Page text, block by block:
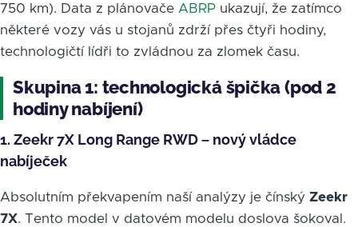
750 km). Data z plánovače ABRP ukazují, že zatímco
některé vozy vás u stojanů zdrží přes čtyři hodiny,
technologičtí lídři to zvládnou za zlomek času.
Skupina 1: technologická špička (pod 2
hodiny nabíjení)
1. Zeekr 7X Long Range RWD – nový vládce
nabíječek
Absolutním překvapením naší analýzy je čínský Zeekr
7X. Tento model v datovém modelu doslova šokoval.